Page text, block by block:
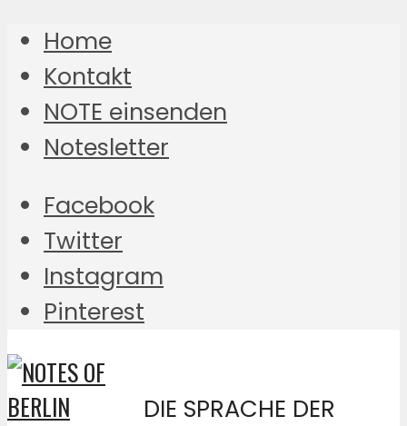
Home
Kontakt
NOTE einsenden
Notesletter
Facebook
Twitter
Instagram
Pinterest
DIE SPRACHE DER